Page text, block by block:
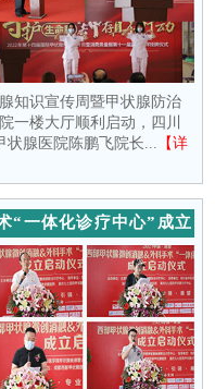
知识宣传周暨甲状腺防治
一楼大厅顺利启动，四川
腺医院陈鹏飞院长...
【详
“一体化诊疗中心”成立